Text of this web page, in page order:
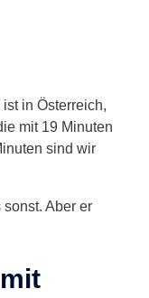
in Österreich,
mit 19 Minuten
sind wir
Aber er